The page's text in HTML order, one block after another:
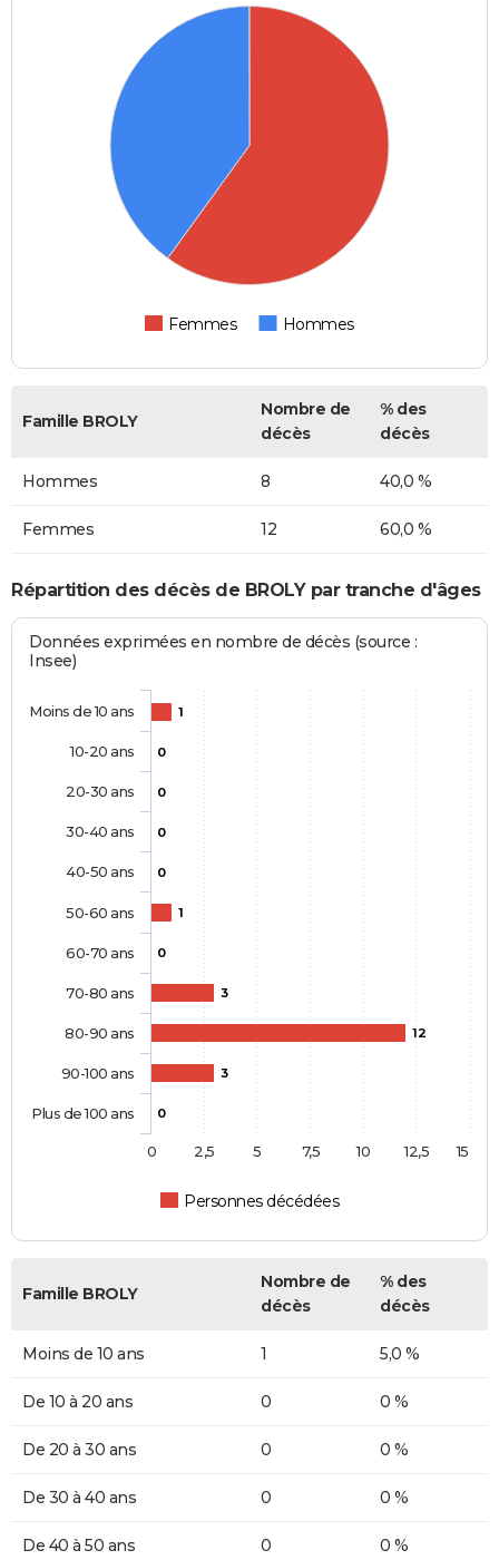
Femmes Hommes
Famille BROLY
Nombre de
décès
% des
décès
Hommes 8 40,0 %
Femmes 12 60,0 %
Répartition des décès de BROLY par tranche d'âges
Données exprimées en nombre de décès (source :
Insee)
1
0
0
0
0
1
0
3
12
3
0
Personnes décédées
Moins de 10 ans
10-20 ans
20-30 ans
30-40 ans
40-50 ans
50-60 ans
60-70 ans
70-80 ans
80-90 ans
90-100 ans
Plus de 100 ans
0 2,5 5 7,5 10 12,5 15
Famille BROLY
Nombre de
décès
% des
décès
Moins de 10 ans 1 5,0 %
De 10 à 20 ans 0 0 %
De 20 à 30 ans 0 0 %
De 30 à 40 ans 0 0 %
De 40 à 50 ans 0 0 %